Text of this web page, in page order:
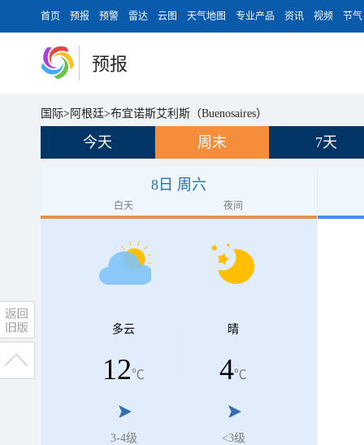
首页 预报 预警 雷达 云图 天气地图 专业产品 资讯 视频 节气
预报
国际> 阿根廷>布宜诺斯艾利斯（Buenosaires）
今天 周末 7天
8日 周六
白天 夜间
多云
12℃
3-4级
晴
4℃
<3级